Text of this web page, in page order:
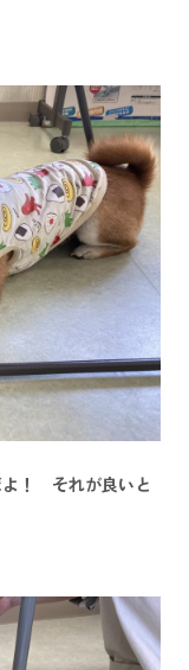
よ！ それが良いと